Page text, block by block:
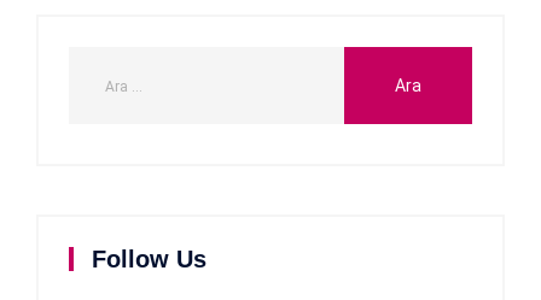
Follow Us